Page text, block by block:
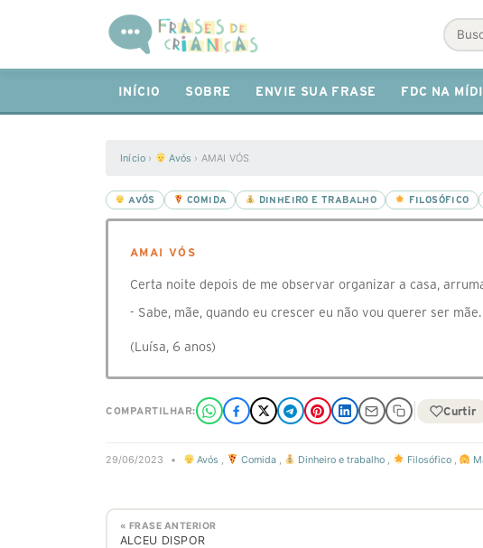
INÍCIO SOBRE ENVIE SUA FRASE FDC NA
Início › Avós › AMAI VÓS
AVÓS COMIDA DINHEIRO E TRABALHO FILOSÓFICO
AMAI VÓS
Certa noite depois de me observar organizar a casa,
- Sabe, mãe, quando eu crescer eu não vou querer ser
(Luísa, 6 anos)
COMPARTILHAR: Curtir
29/06/2023 • Avós , Comida, Dinheiro e trabalho , Filosófico,
« FRASE ANTERIOR
ALCEU DISPOR